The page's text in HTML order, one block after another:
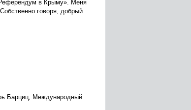
в Крыму». Меня
говоря, добрый
Барциц, Международный